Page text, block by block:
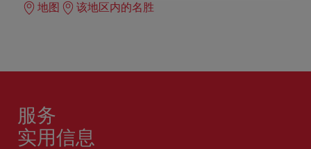
地图
该地区内的名胜
服务
实用信息